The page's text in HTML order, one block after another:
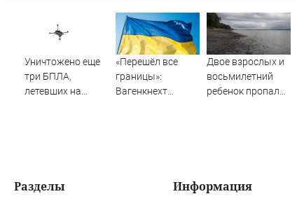
Уничтожено еще
три БПЛА,
летевших на
«Перешёл все
границы»:
Вагенкнехт
Двое взрослых и
восьмилетний
ребенок пропали
Разделы Информация